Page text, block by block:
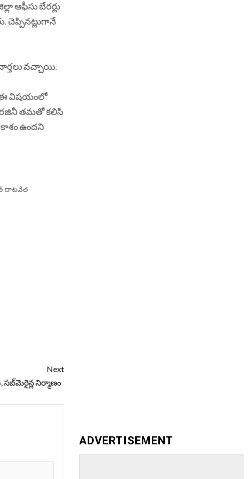
బేరర్లు
చెప్పినట్లుగానే
వచ్చాయి.
విషయంలో
తమతో కలిసి
ఉందని
దాటవేత
Next
స‌బ్‌మెరైన్ల‌ నిర్మాణం
ADVERTISEMENT